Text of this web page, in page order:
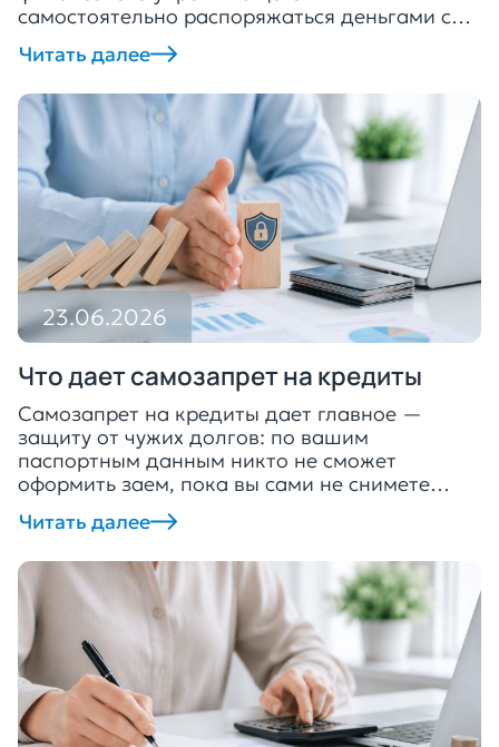
самостоятельно распоряжаться деньгами с
этого момента уже нельзя. Расходные
операции банк ограничивает, а средства
расчетов с кредиторами. Блокировка
держится ровно столько, сколько длится
сама процедура по 127-ФЗ, и снимается после
завершения дела. А вот срок разблокировки
зависит […]
Читать далее
23.06.2026
Что дает самозапрет на кредиты
Самозапрет на кредиты дает главное —
защиту от чужих долгов: по вашим
паспортным данным никто не сможет
оформить заем, пока вы сами не снимете
ограничение. Это добровольная отметка в
кредитной истории, которую гражданин
учитывать ее перед каждой выдачей.
Инструмент закрепил Федеральный закон от
26.02.2024 № 31-ФЗ, […]
Читать далее